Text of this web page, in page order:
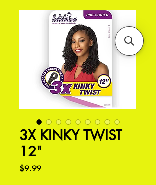
3X KINKY TWIST
12"
$9.99価